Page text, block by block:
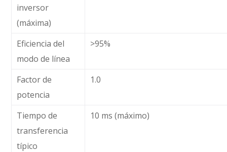
inversor
(máxima)
Eficiencia del
modo de línea
>95%
Factor de
potencia
1.0
Tiempo de
transferencia
típico
10 ms (máximo)